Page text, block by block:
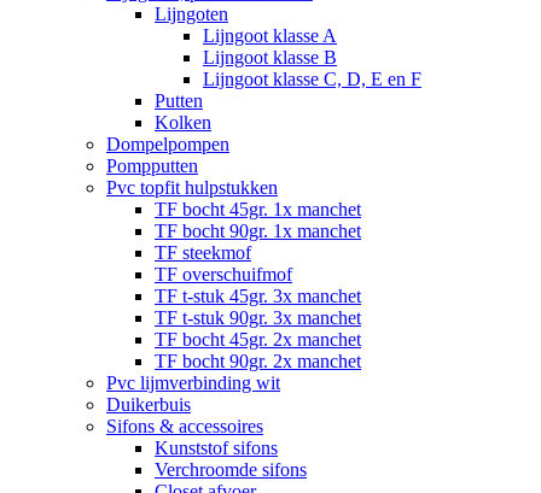
Lijngoten
Lijngoot klasse A
Lijngoot klasse B
Lijngoot klasse C, D, E en F
Putten
Kolken
Dompelpompen
Pompputten
Pvc topfit hulpstukken
TF bocht 45gr. 1x manchet
TF bocht 90gr. 1x manchet
TF steekmof
TF overschuifmof
TF t-stuk 45gr. 3x manchet
TF t-stuk 90gr. 3x manchet
TF bocht 45gr. 2x manchet
TF bocht 90gr. 2x manchet
Pvc lijmverbinding wit
Duikerbuis
Sifons & accessoires
Kunststof sifons
Verchroomde sifons